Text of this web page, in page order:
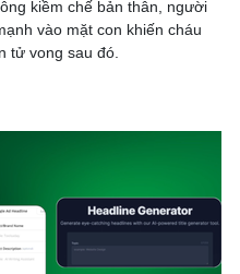
Sành điệu
Chuyển đổi số
kiềm chế bản thân, người
vào mặt con khiến cháu
tử vong sau đó.